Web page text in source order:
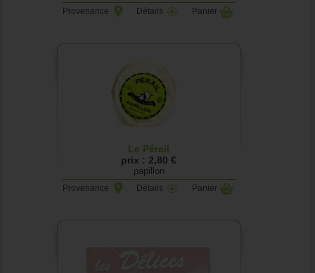
Provenance Détails Panier
Le Pérail
prix : 2,80 €
papillon
Provenance Détails Panier